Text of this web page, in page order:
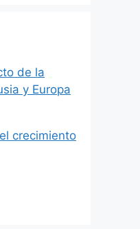
de la
y Europa
crecimiento